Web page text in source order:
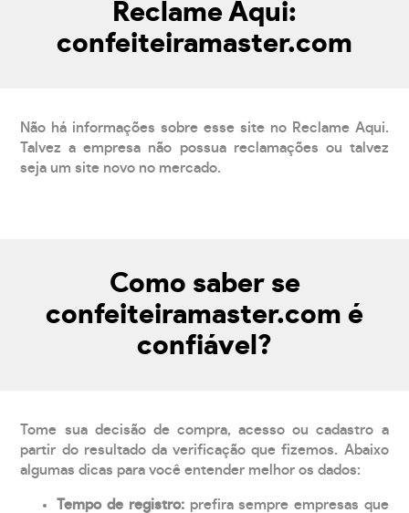
Reclame Aqui:
confeiteiramaster.com
Não há informações sobre esse site no Reclame Aqui.
Talvez a empresa não possua reclamações ou talvez
seja um site novo no mercado.
Como saber se
confeiteiramaster.com é
confiável?
Tome sua decisão de compra, acesso ou cadastro a
partir do resultado da verificação que fizemos. Abaixo
algumas dicas para você entender melhor os dados:
Tempo de registro: prefira sempre empresas que